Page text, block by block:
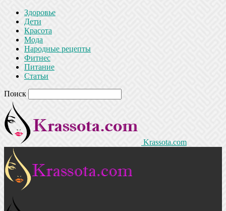
Здоровье
Дети
Красота
Мода
Народные рецепты
Фитнес
Питание
Статьи
Поиск
Krassota.com